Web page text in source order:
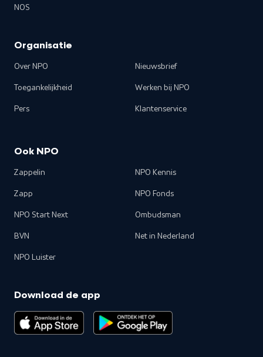
NOS
Organisatie
Over NPO
Toegankelijkheid
Pers
Nieuwsbrief
Werken bij NPO
Klantenservice
Ook NPO
Zappelin
Zapp
NPO Start Next
BVN
NPO Luister
NPO Kennis
NPO Fonds
Ombudsman
Net in Nederland
Download de app